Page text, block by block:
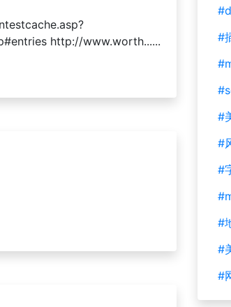
http://www.worth......
#
#
#
#
#
#
#